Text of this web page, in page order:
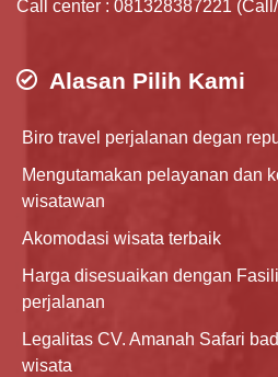
Call center : 081328387221
Alasan Pilih Kami
Biro travel perjalanan degan
Mengutamakan pelayanan dan
wisatawan
Akomodasi wisata terbaik
Harga disesuaikan dengan
perjalanan
Legalitas CV. Amanah Safari
wisata